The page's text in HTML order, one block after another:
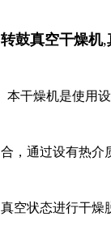
转鼓真空干燥机,
本干燥机是使用
合，通过设有热介
真空状态进行干燥